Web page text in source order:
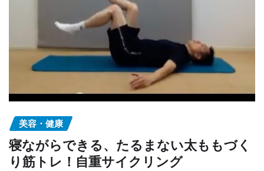
美容・健康
寝ながらできる、たるまない太ももづく
り筋トレ！自重サイクリング